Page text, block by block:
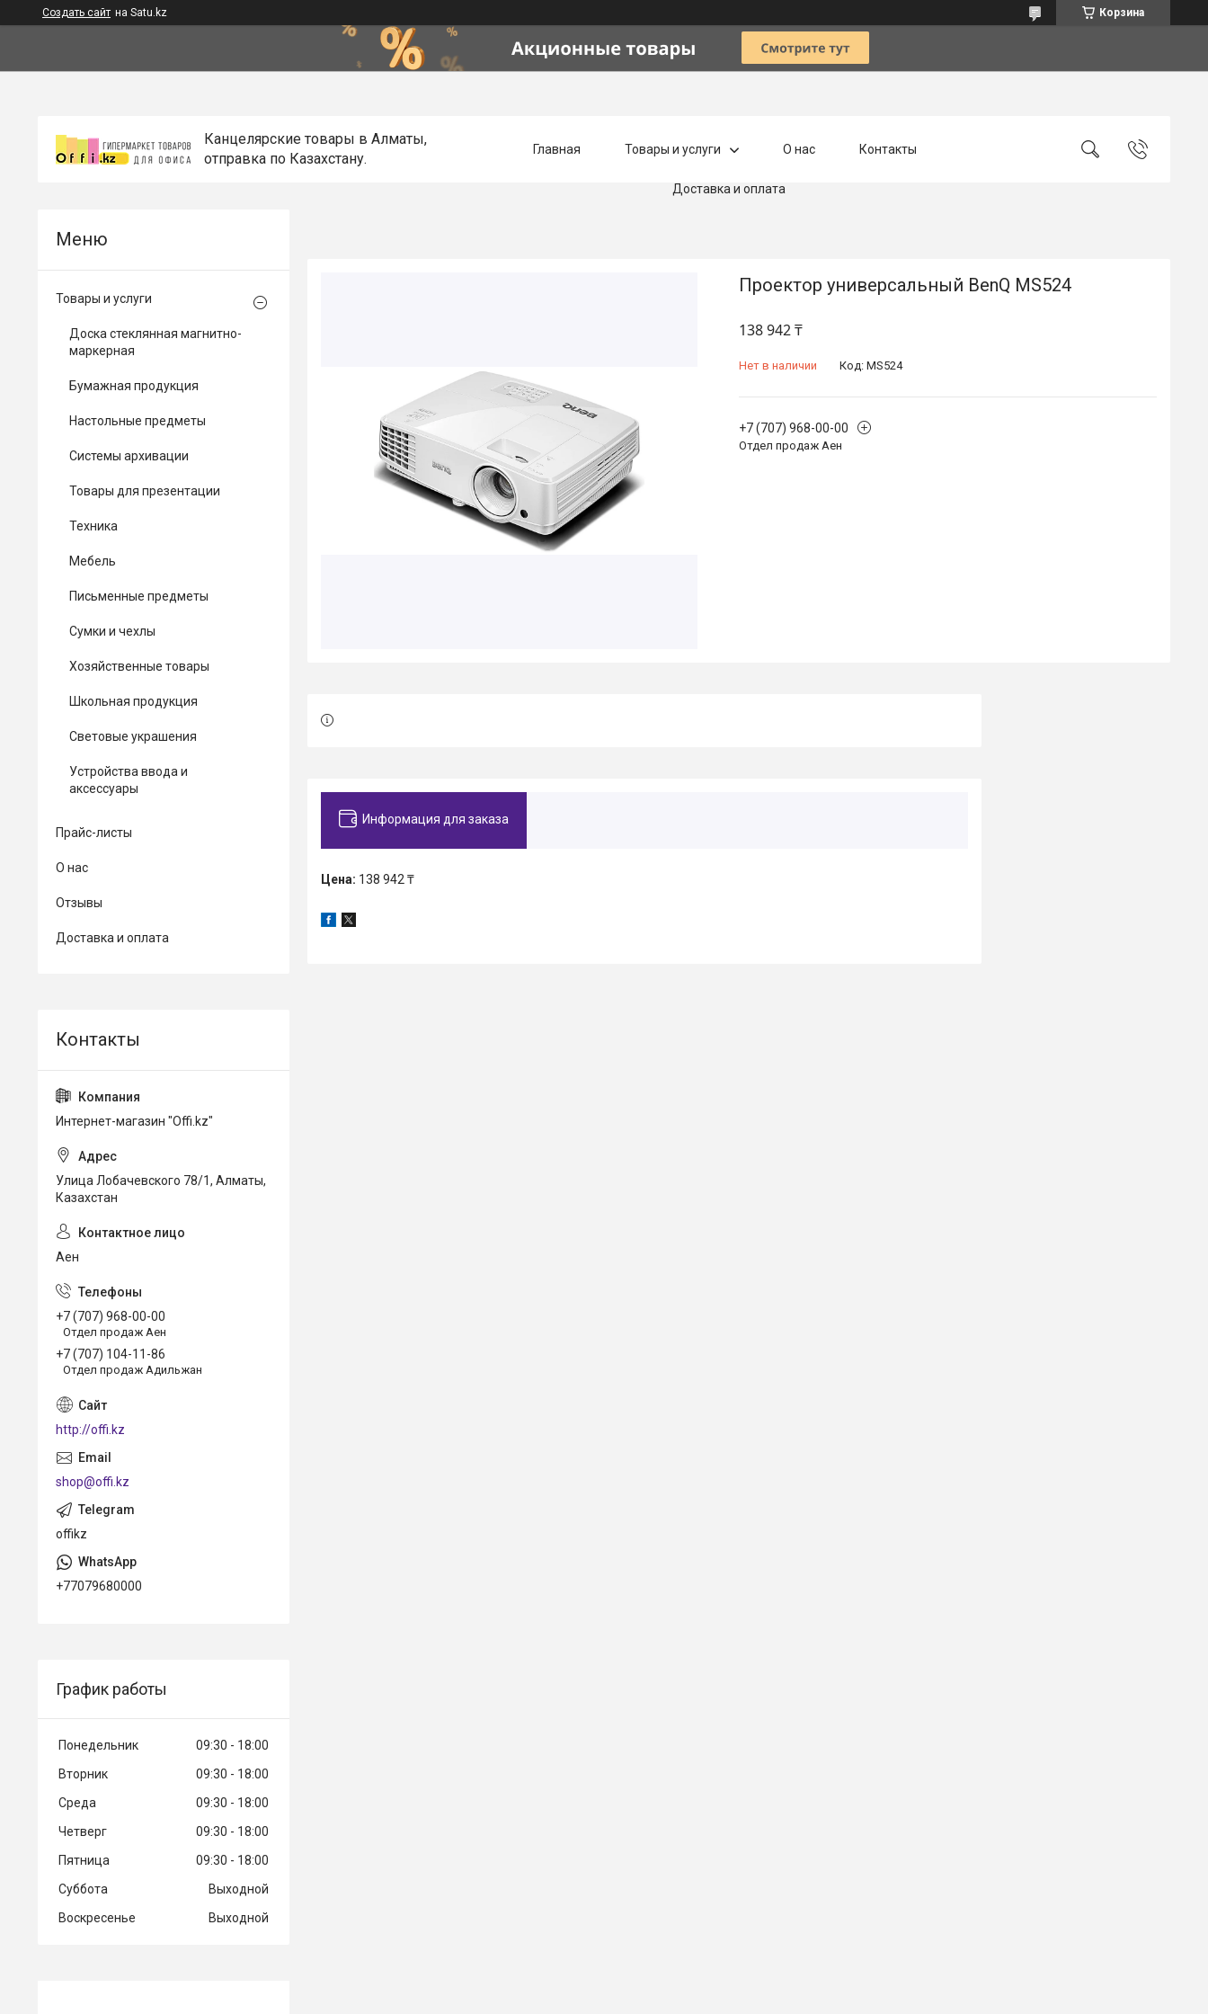
Создать сайт на Satu.kz Корзина
Канцелярские товары в Алматы,
отправка по Казахстану.
Главная Товары и услуги О нас Контакты
Доставка и оплата
Проектор универсальный BenQ MS524
138 942 ₸
Нет в наличии Код: MS524
+7 (707) 968-00-00
Отдел продаж Аен
Информация для заказа
Цена: 138 942 ₸
Товары и услуги
Доска стеклянная магнитно-
маркерная
Бумажная продукция
Настольные предметы
Системы архивации
Товары для презентации
Техника
Мебель
Письменные предметы
Сумки и чехлы
Хозяйственные товары
Школьная продукция
Световые украшения
Устройства ввода и
аксессуары
Прайс-листы
О нас
Отзывы
Доставка и оплата
Интернет-магазин "Offi.kz"
Улица Лобачевского 78/1, Алматы,
Казахстан
Аен
+7 (707) 968-00-00
Отдел продаж Аен
+7 (707) 104-11-86
Отдел продаж Адильжан
http://offi.kz
shop@offi.kz
offikz
+77079680000
График работы
Понедельник 09:30
18:00
Вторник
09:30
18:00
Среда
09:30
18:00
Четверг
09:30
18:00
Пятница
09:30
18:00
Суббота
Выходной
Воскресенье
Выходной